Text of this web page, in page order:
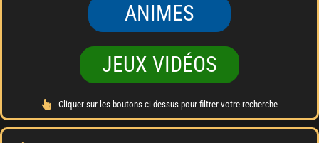
ANIMES
JEUX VIDÉOS
Cliquer sur les boutons ci-dessus pour filtrer votre recherche